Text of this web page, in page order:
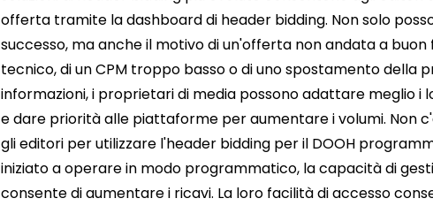
offerta tramite la dashboard di header bidding. Non solo
successo, ma anche il motivo di un'offerta non andata a
tecnico, di un CPM troppo basso o di uno spostamento della
informazioni, i proprietari di media possono adattare meglio
e dare priorità alle piattaforme per aumentare i volumi. Non
gli editori per utilizzare l'header bidding per il DOOH
iniziato a operare in modo programmatico, la capacità di
consente di aumentare i ricavi. La loro facilità di accesso